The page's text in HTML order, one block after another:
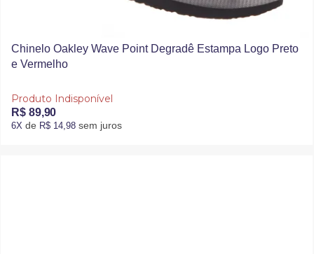
Chinelo Oakley Wave Point Degradê Estampa Logo Preto
e Vermelho
Produto Indisponível
R$ 89,90
6X de R$ 14,98 sem juros